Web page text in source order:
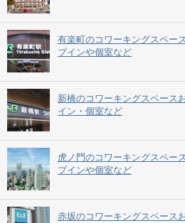
有楽町のコワーキングスペー
プインや個室など
新橋のコワーキングスペース
イン・個室など
虎ノ門のコワーキングスペー
プインや個室など
赤坂のコワーキングスペース